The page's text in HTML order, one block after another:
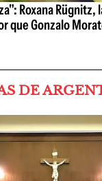
Roxana Rügnitz,
que Gonzalo
DE